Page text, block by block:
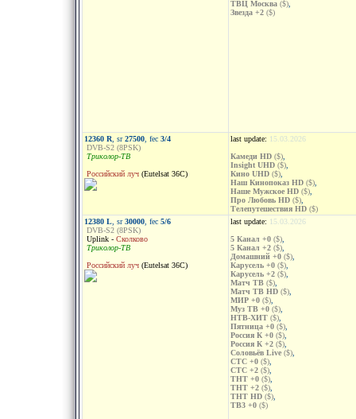
ТВЦ Москва ($)
Звезда +2 ($)
12360 R , sr27500 , fec 3/4
DVB-S2 (8PSK)
Триколор-ТВ
Российский луч (Eutelsat 36C)
last update: 15.03.2026
Камеди HD ($)
Insight UHD ($)
Кино UHD ($)
Наш Кинопоказ HD ($)
Наше Мужское HD ($)
Про Любовь HD ($)
Телепутешествия HD ($)
12380 L , sr30000 , fec 5/6
DVB-S2 (8PSK)
Uplink - Сколково
Триколор-ТВ
Российский луч (Eutelsat 36C)
last update: 15.03.2026
5 Канал +0 ($)
5 Канал +2 ($)
Домашний +0 ($)
Карусель +0 ($)
Карусель +2 ($)
Матч ТВ ($)
Матч ТВ HD ($)
МИР +0 ($)
Муз ТВ +0 ($)
НТВ-ХИТ ($)
Пятница +0 ($)
Россия К +0 ($)
Россия К +2 ($)
Соловьёв Live ($)
СТС +0 ($)
СТС +2 ($)
ТНТ +0 ($)
ТНТ +2 ($)
ТНТ HD ($)
ТВ3 +0 ($)